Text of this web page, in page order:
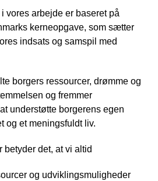
vores arbejde er baseret på
kerneopgave, som sætter
indsats og samspil med
borgers ressourcer, drømme og
og fremmer
understøtte borgerens egen
og et meningsfuldt liv.
betyder det, at vi altid
og udviklingsmuligheder